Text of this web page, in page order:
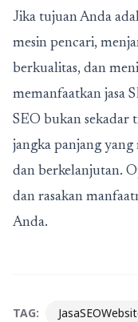
Jika tujuan Anda
mesin pencari,
berkualitas, dan
memanfaatkan jasa
SEO bukan sekadar
jangka panjang
dan berkelanjutan.
dan rasakan
Anda.
TAG: